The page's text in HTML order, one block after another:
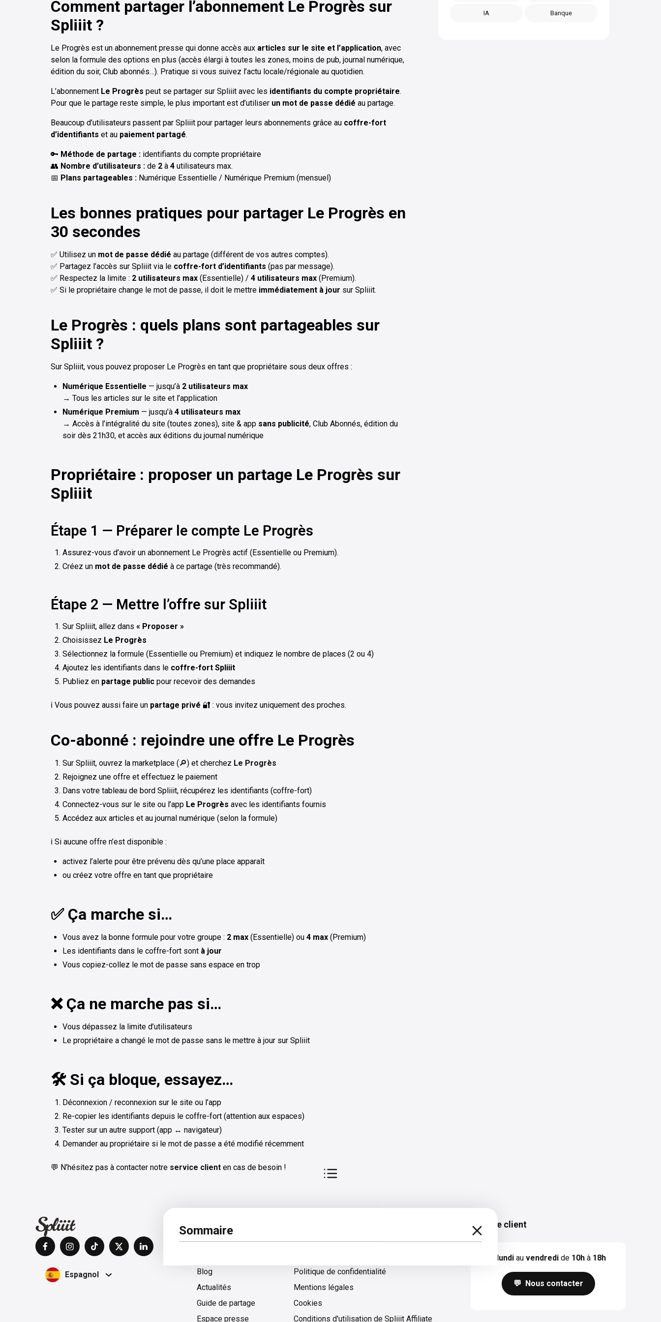
Comment partager l’abonnement Le Progrès sur
Spliiit ?
Le Progrès est un abonnement presse qui donne accès aux articles sur le site et l’application, avec
selon la formule des options en plus (accès élargi à toutes les zones, moins de pub, journal numérique,
édition du soir, Club abonnés…). Pratique si vous suivez l’actu locale/régionale au quotidien.
L’abonnement Le Progrès peut se partager sur Spliiit avec les identifiants du compte propriétaire.
Pour que le partage reste simple, le plus important est d’utiliser un mot de passe dédié au partage.
Beaucoup d’utilisateurs passent par Spliiit pour partager leurs abonnements grâce au coffre-fort
d’identifiants et au paiement partagé.
🔑 Méthode de partage : identifiants du compte propriétaire
👥 Nombre d’utilisateurs : de 2 à 4 utilisateurs max.
📅 Plans partageables : Numérique Essentielle / Numérique Premium (mensuel)
Les bonnes pratiques pour partager Le Progrès en
30 secondes
✅ Utilisez un mot de passe dédié au partage (différent de vos autres comptes).
✅ Partagez l’accès sur Spliiit via le coffre-fort d’identifiants (pas par message).
✅ Respectez la limite : 2 utilisateurs max (Essentielle) / 4 utilisateurs max (Premium).
✅ Si le propriétaire change le mot de passe, il doit le mettre immédiatement à jour sur Spliiit.
Le Progrès : quels plans sont partageables sur
Spliiit ?
Sur Spliiit, vous pouvez proposer Le Progrès en tant que propriétaire sous deux offres :
Numérique Essentielle — jusqu’à 2 utilisateurs max
→ Tous les articles sur le site et l’application
Numérique Premium — jusqu’à 4 utilisateurs max
→ Accès à l’intégralité du site (toutes zones), site & app sans publicité, Club Abonnés, édition du
soir dès 21h30, et accès aux éditions du journal numérique
Propriétaire : proposer un partage Le Progrès sur
Spliiit
Étape 1 — Préparer le compte Le Progrès
Assurez-vous d’avoir un abonnement Le Progrès actif (Essentielle ou Premium).
Créez un mot de passe dédié à ce partage (très recommandé).
Étape 2 — Mettre l’offre sur Spliiit
Sur Spliiit, allez dans « Proposer »
Choisissez Le Progrès
Sélectionnez la formule (Essentielle ou Premium) et indiquez le nombre de places (2 ou 4)
Ajoutez les identifiants dans le coffre-fort Spliiit
Publiez en partage public pour recevoir des demandes
ℹ️ Vous pouvez aussi faire un partage privé 🔐 : vous invitez uniquement des proches.
Co-abonné : rejoindre une offre Le Progrès
Sur Spliiit, ouvrez la marketplace (🔎) et cherchez Le Progrès
Rejoignez une offre et effectuez le paiement
Dans votre tableau de bord Spliiit, récupérez les identifiants (coffre-fort)
Connectez-vous sur le site ou l’app Le Progrès avec les identifiants fournis
Accédez aux articles et au journal numérique (selon la formule)
ℹ️ Si aucune offre n’est disponible :
activez l’alerte pour être prévenu dès qu’une place apparaît
ou créez votre offre en tant que propriétaire
✅ Ça marche si…
Vous avez la bonne formule pour votre groupe : 2 max (Essentielle) ou 4 max (Premium)
Les identifiants dans le coffre-fort sont à jour
Vous copiez-collez le mot de passe sans espace en trop
❌ Ça ne marche pas si…
Vous dépassez la limite d’utilisateurs
Le propriétaire a changé le mot de passe sans le mettre à jour sur Spliiit
🛠️ Si ça bloque, essayez…
Déconnexion / reconnexion sur le site ou l’app
Re-copier les identifiants depuis le coffre-fort (attention aux espaces)
Tester sur un autre support (app ↔︎ navigateur)
Demander au propriétaire si le mot de passe a été modifié récemment
💬 N’hésitez pas à contacter notre service client en cas de besoin !
IA Banque
Sommaire
Espagnol
À propos
Blog
Actualités
Guide de partage
Espace presse
Politique de confidentialité
Mentions légales
Cookies
Cookies
Conditions d'utilisation de Spliiit Affiliate
Service client
lundi au vendredi de 10h à 18h
💬 Nous contacter